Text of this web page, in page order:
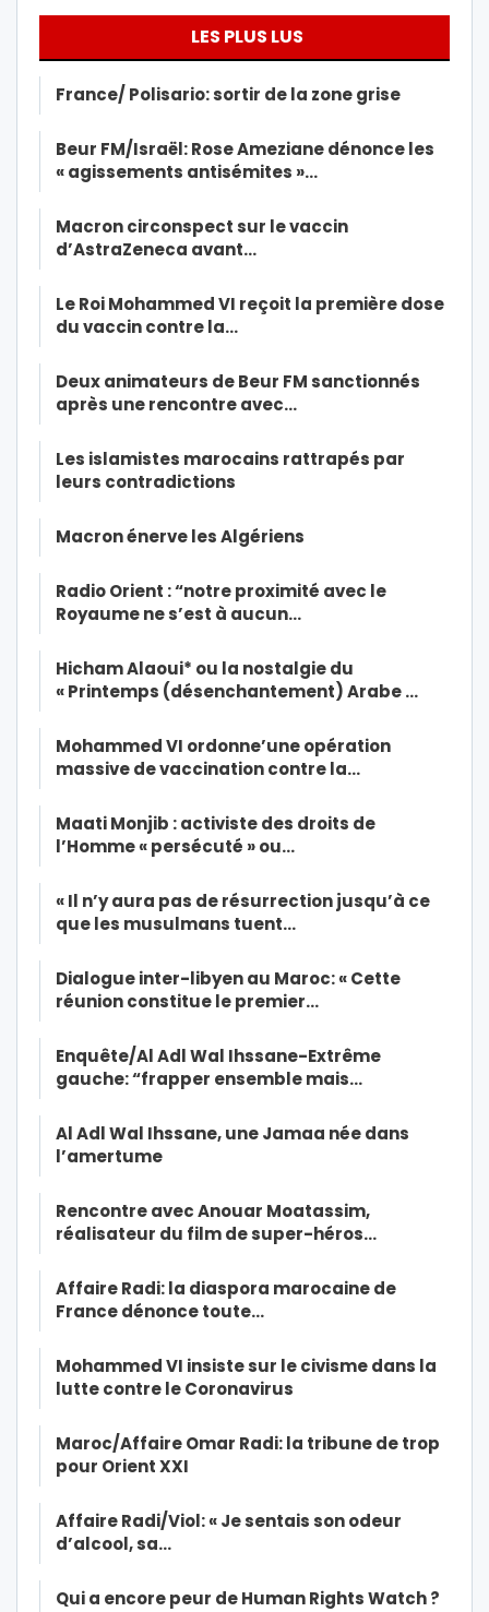
LES PLUS LUS
France/ Polisario: sortir de la zone grise
Beur FM/Israël: Rose Ameziane dénonce les
« agissements antisémites »…
Macron circonspect sur le vaccin
d’AstraZeneca avant…
Le Roi Mohammed VI reçoit la première dose
du vaccin contre la…
Deux animateurs de Beur FM sanctionnés
après une rencontre avec…
Les islamistes marocains rattrapés par
leurs contradictions
Macron énerve les Algériens
Radio Orient : “notre proximité avec le
Royaume ne s’est à aucun…
Hicham Alaoui* ou la nostalgie du
« Printemps (désenchantement) Arabe …
Mohammed VI ordonne’une opération
massive de vaccination contre la…
Maati Monjib : activiste des droits de
l’Homme « persécuté » ou…
« Il n’y aura pas de résurrection jusqu’à ce
que les musulmans tuent…
Dialogue inter-libyen au Maroc: « Cette
réunion constitue le premier…
Enquête/Al Adl Wal Ihssane-Extrême
gauche: “frapper ensemble mais…
Al Adl Wal Ihssane, une Jamaa née dans
l’amertume
Rencontre avec Anouar Moatassim,
réalisateur du film de super-héros…
Affaire Radi: la diaspora marocaine de
France dénonce toute…
Mohammed VI insiste sur le civisme dans la
lutte contre le Coronavirus
Maroc/Affaire Omar Radi: la tribune de trop
pour Orient XXI
Affaire Radi/Viol: « Je sentais son odeur
d’alcool, sa…
Qui a encore peur de Human Rights Watch ?